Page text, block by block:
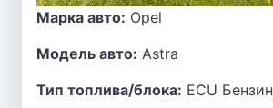
Марка авто: Opel
Модель авто: Astra
Тип топлива/блока: ECU Бензин